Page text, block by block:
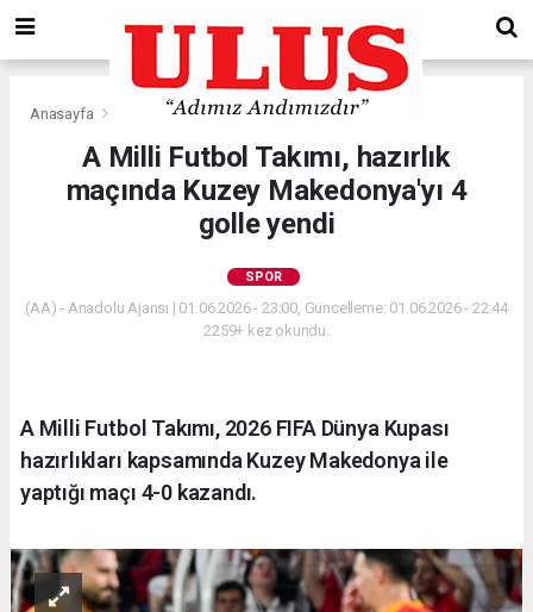
Anasayfa
A Milli Futbol Takımı, hazırlık
maçında Kuzey Makedonya'yı 4
golle yendi
SPOR
(AA) - Anadolu Ajansı | 01.06.2026 - 23:00, Güncelleme: 01.06.2026 - 22:44
2259+ kez okundu.
A Milli Futbol Takımı, 2026 FIFA Dünya Kupası
hazırlıkları kapsamında Kuzey Makedonya ile
yaptığı maçı 4-0 kazandı.